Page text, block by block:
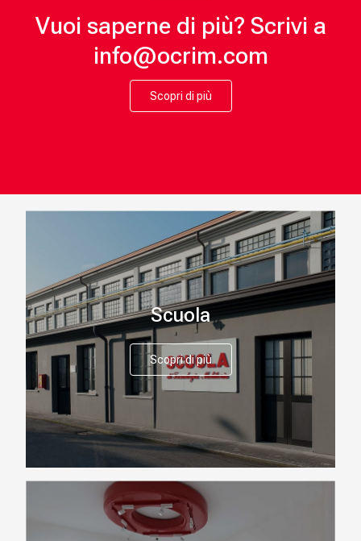
Vuoi saperne di più? Scrivi a
info@ocrim.com
Scopri di più
Scuola
Scopri di più